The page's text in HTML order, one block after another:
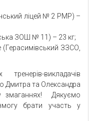
ліцей № 2 РМР) –
ЗОШ № 11) – 23 кг;
ЗЗСО,
викладачів
Дмитра та Олександра
змаганнях! Дякуємо
брати участь у